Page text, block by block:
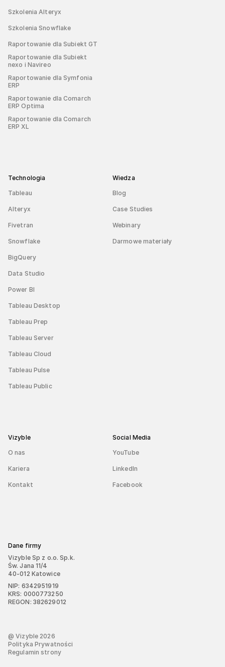
Szkolenia Alteryx
Szkolenia Snowflake
Raportowanie dla Subiekt GT
Raportowanie dla Subiekt
nexo i Navireo
Raportowanie dla Symfonia
ERP
Raportowanie dla Comarch
ERP Optima
Raportowanie dla Comarch
ERP XL
Technologia
Tableau
Alteryx
Fivetran
Snowflake
BigQuery
Data Studio
Power BI
Tableau Desktop
Tableau Prep
Tableau Server
Tableau Cloud
Tableau Pulse
Tableau Public
Wiedza
Blog
Case Studies
Webinary
Darmowe materiały
Vizyble
O nas
Kariera
Kontakt
Social Media
YouTube
LinkedIn
Facebook
Dane firmy
Vizyble Sp z o.o. Sp.k.
Św. Jana 11/4
40-012 Katowice
NIP: 6342951919
KRS: 0000773250
REGON: 382629012
@ Vizyble2026
Polityka Prywatności
Regulamin strony